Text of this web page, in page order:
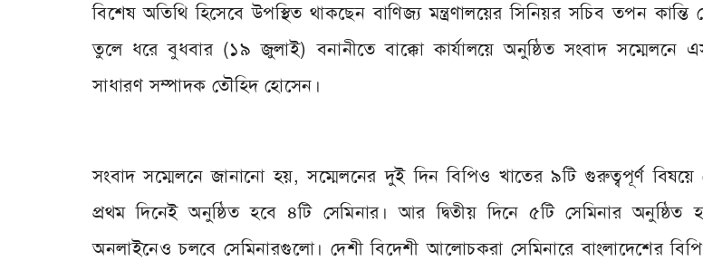
বিশেষ অতিথি হিসেবে উপস্থিত থাকছেন বাণিজ্য মন্ত্রণালয়ের সিনিয়র সচিব তপন কান্তি
তুলে ধরে বুধবার (১৯ জুলাই) বনানীতে বাক্কো কার্যালয়ে অনুষ্ঠিত সংবাদ সম্মেলনে
সাধারণ সম্পাদক তৌহিদ হোসেন।
সংবাদ সম্মেলনে জানানো হয়, সম্মেলনের দুই দিন বিপিও খাতের ৯টি গুরুত্বপূর্ণ বিষয়ে
প্রথম দিনেই অনুষ্ঠিত হবে ৪টি সেমিনার। আর দ্বিতীয় দিনে ৫টি সেমিনার অনুষ্ঠিত
অনলাইনেও চলবে সেমিনারগুলো। দেশী বিদেশী আলোচকরা সেমিনারে বাংলাদেশের